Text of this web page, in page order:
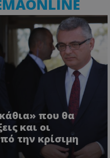
που θα
και οι
την κρίσιμη
Προμηθευτής / Πεδίο
.lifenewscy.tothemaonline.com
Microsoft Corporation